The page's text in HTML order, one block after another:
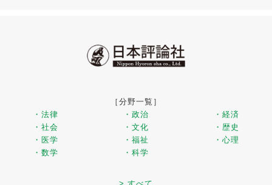
［分野一覧］
・法律
・政治
・経済
・社会
・文化
・歴史
・医学
・福祉
・心理
・数学
・科学